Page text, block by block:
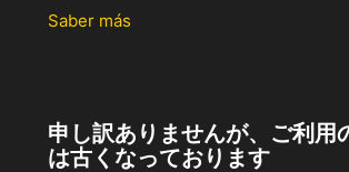
Saber más
申し訳ありませんが、ご利用
は古くなっております